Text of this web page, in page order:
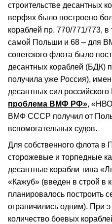
строительстве десантных
верфях было построено
кораблей пр. 770/771/773,
самой Польши и 68 – для
советского флота было
десантных кораблей (БДК)
получила уже Россия),
десантных сил
проблема ВМФ РФ»,
ВМФ СССР получил от
вспомогательных судов.
Для собственного флота в
сторожевые и торпедные
десантные корабли типа
«Кажуб» (введен в строй в
планировалось построить
ограничились одним). При
количество боевых